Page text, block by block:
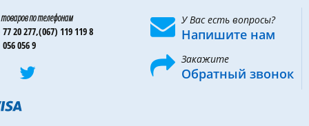
по телефонам
20 277,(067) 119 119 8
056 9
У Вас есть вопросы?
Напишите нам
Закажите
Обратный звонок